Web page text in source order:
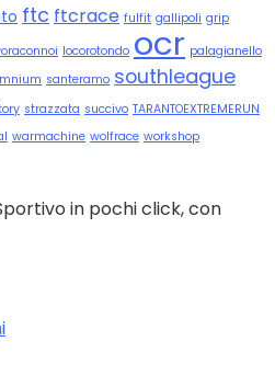
ftc ftcrace fulfit gallipoli grip
locorotondo ocr palagianello
santeramo southleague
strazzata succivo TARANTOEXTREMERUN
warmachine wolfrace workshop
in pochi click, con